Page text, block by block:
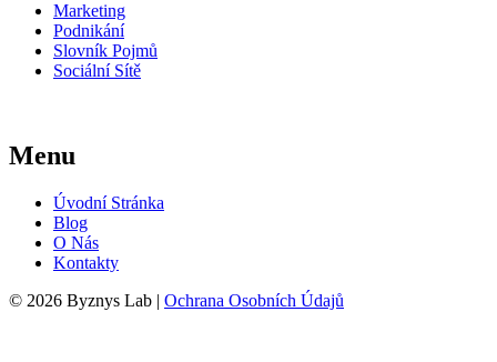
Marketing
Podnikání
Slovník Pojmů
Sociální Sítě
Menu
Úvodní Stránka
Blog
O Nás
Kontakty
© 2026 Byznys Lab | Ochrana Osobních Údajů